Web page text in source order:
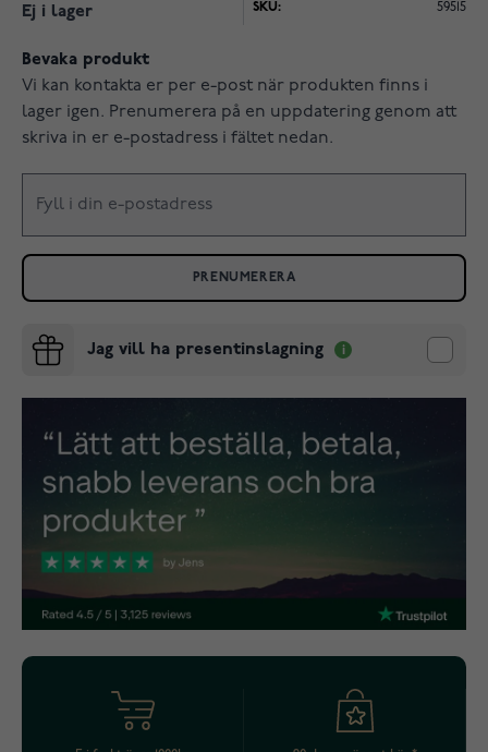
Ej i lager SKU: 59515
Bevaka produkt
Vi kan kontakta er per e-post när produkten finns i
lager igen. Prenumerera på en uppdatering genom att
skriva in er e-postadress i fältet nedan.
PRENUMERERA
Jag vill ha presentinslagning